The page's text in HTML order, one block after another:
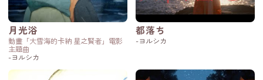
月光浴
動畫「大雪海的卡納 星之賢者」電影
主題曲
-ヨルシカ
都落ち
-ヨルシカ